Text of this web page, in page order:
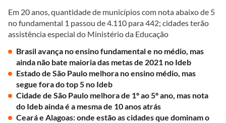
Em 20 anos, quantidade de municípios com nota abaixo de 5
no fundamental 1 passou de 4.110 para 442; cidades terão
assistência especial do Ministério da Educação
Brasil avança no ensino fundamental e no médio, mas
ainda não bate maioria das metas de 2021 no Ideb
Estado de São Paulo melhora no ensino médio, mas
segue fora do top 5 no Ideb
Cidade de São Paulo melhora de 1º ao 5º ano, mas nota
do Ideb ainda é a mesma de 10 anos atrás
Ceará e Alagoas: onde estão as cidades que dominam o